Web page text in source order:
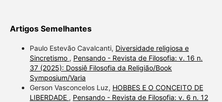
Artigos Semelhantes
Paulo Estevão Cavalcanti, Diversidade religiosa e
Sincretismo , Pensando - Revista de Filosofia: v. 16 n.
37 (2025): Dossiê Filosofia da Religião/Book
Symposium/Varia
Gerson Vasconcelos Luz, HOBBES E O CONCEITO DE
LIBERDADE , Pensando - Revista de Filosofia: v. 6 n. 12